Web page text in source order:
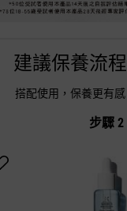
建議保養流程
搭配使用，保養更有感
步驟 2